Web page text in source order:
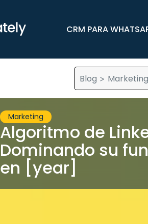
CRM PARA
Blog > Marketing
Marketing
Algoritmo de
Dominando su
en [year]